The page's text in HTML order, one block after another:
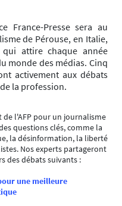
France-Presse sera au
de Pérouse, en Italie,
attire chaque année
monde des médias. Cinq
activement aux débats
la profession.
l'AFP pour un journalisme
questions clés, comme la
la désinformation, la liberté
Nos experts partageront
des débats suivants :
une meilleure